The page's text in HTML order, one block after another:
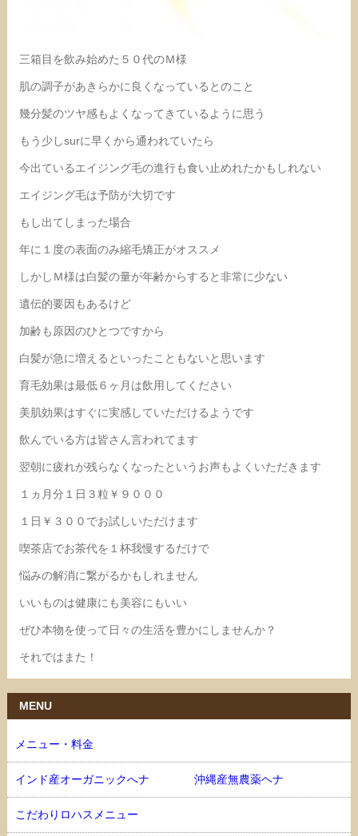
三箱目を飲み始めた５０代のＭ様
肌の調子があきらかに良くなっているとのこと
幾分髪のツヤ感もよくなってきているように思う
もう少しsurに早くから通われていたら
今出ているエイジング毛の進行も食い止めれたかもしれない
エイジング毛は予防が大切です
もし出てしまった場合
年に１度の表面のみ縮毛矯正がオススメ
しかしＭ様は白髪の量が年齢からすると非常に少ない
遺伝的要因もあるけど
加齢も原因のひとつですから
白髪が急に増えるといったこともないと思います
育毛効果は最低６ヶ月は飲用してください
美肌効果はすぐに実感していただけるようです
飲んでいる方は皆さん言われてます
翌朝に疲れが残らなくなったというお声もよくいただきます
１ヵ月分１日３粒￥９０００
１日￥３００でお試しいただけます
喫茶店でお茶代を１杯我慢するだけで
悩みの解消に繋がるかもしれません
いいものは健康にも美容にもいい
ぜひ本物を使って日々の生活を豊かにしませんか？
それではまた！
MENU
メニュー・料金
インド産オーガニックへナ 沖縄産無農薬ヘナ
こだわりロハスメニュー